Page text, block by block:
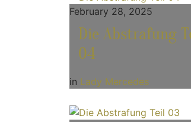
February 28, 2025
Die Abstrafung
04
in Lady Mercedes